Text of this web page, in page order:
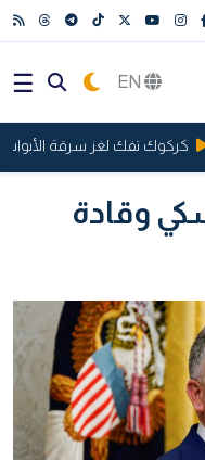
تفك لغز سرقة الأبواب
وقادة